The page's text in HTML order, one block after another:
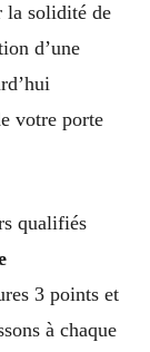
la solidité de
d’une
votre porte
qualifiés
3 points et
à chaque